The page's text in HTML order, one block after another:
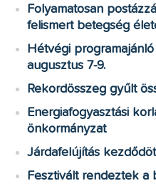
Folyamatosan
felismert betegség
Hétvégi
augusztus 7-9.
Rekordösszeg gyűlt
Energiafogyasztási
önkormányzat
Járdafelújítás
Fesztivált rendeztek a